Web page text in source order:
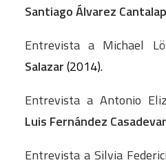
Santiago Álvarez
Entrevista a Michael
Salazar(2014).
Entrevista a Antonio
Luis Fernández
Entrevista a Silvia Federici